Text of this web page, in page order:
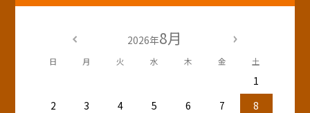
2026年8月
日 月 火 水 木 金 土
1
2
3 4 5 6 7
8